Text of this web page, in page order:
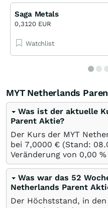
Saga Metals
0,3120 EUR
Watchlist
MYT Netherlands
Was ist der aktuelle
Parent Aktie?
Der Kurs der MYT
bei 7,0000 € (Stand:
Veränderung von 0,00 %
Was war das 52
Netherlands Parent
Der Höchststand, in